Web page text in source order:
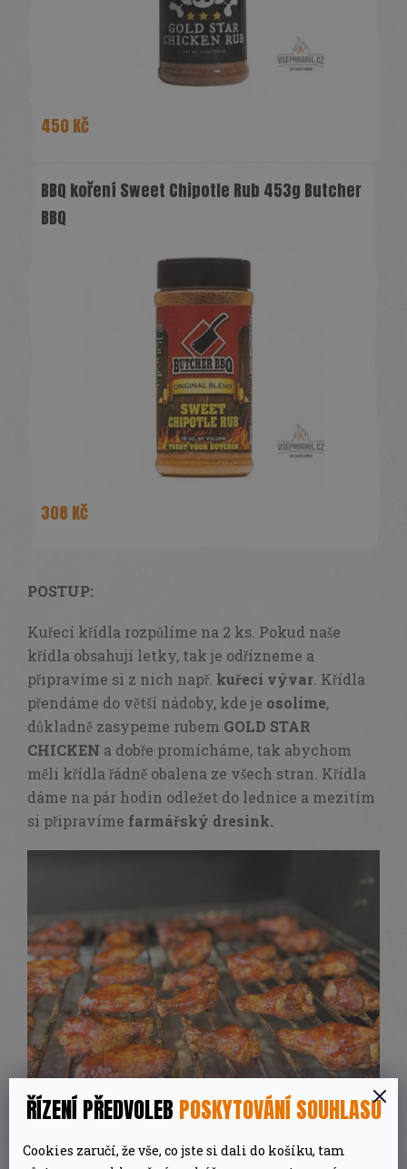
ŘÍZENÍ PŘEDVOLEB POSKYTOVÁNÍ SOUHLASU
Cookies zaručí, že vše, co jste si dali do košíku, tam
POSTUP:
Kuřecí křídla rozpůlíme na 2 ks. Pokud naše
křídla obsahují letky, tak je odřízneme a
připravíme si z nich např. kuřecí vývar . Křídla
přendáme do větší nádoby, kde je osolíme,
důkladně zasypeme rubem GOLD STAR
CHICKEN a dobře promícháme, tak abychom
měli křídla řádně obalena ze všech stran. Křídla
dáme na pár hodin odležet do lednice a mezitím
si připravíme farmářský dresink.
Farmářský dresink: